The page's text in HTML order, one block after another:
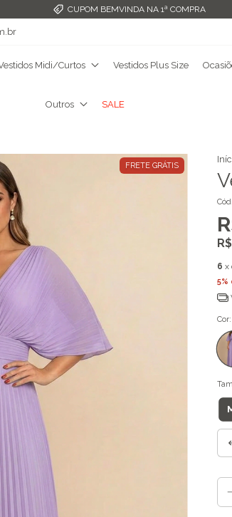
FRETE GRÁTIS ACIMA DE R$349,99
Midi/Curtos Vestidos Plus Size
Outros SALE
FRETE GRÁTIS
6 x
Cor: